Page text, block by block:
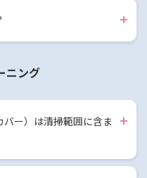
ニング
ー）は清掃範囲に含ま